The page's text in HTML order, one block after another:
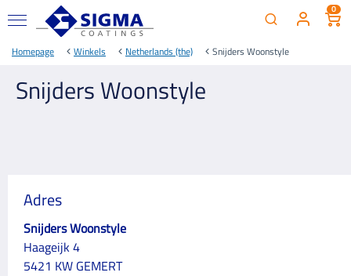
0
Homepage Winkels Netherlands (the) Snijders Woonstyle
Snijders Woonstyle
Adres
Snijders Woonstyle
Haageijk 4
5421 KW GEMERT